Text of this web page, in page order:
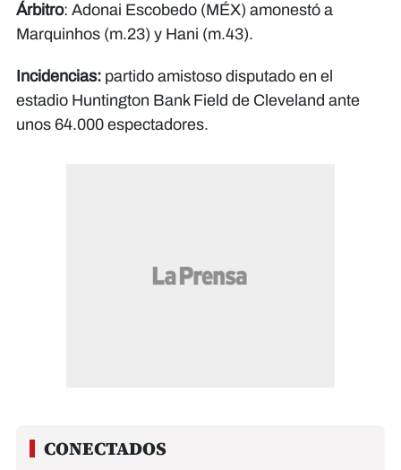
Árbitro: Adonai Escobedo (MÉX) amonestó a
Marquinhos (m.23) y Hani (m.43).
Incidencias: partido amistoso disputado en el
estadio Huntington Bank Field de Cleveland ante
unos 64.000 espectadores.